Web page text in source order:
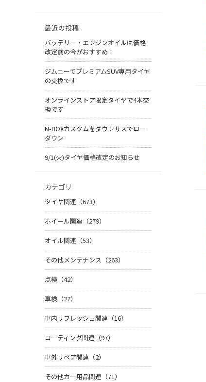
最近の投稿
バッテリー・エンジンオイルは価格
改定前の今がおすすめ！
ジムニーでプレミアムSUV専用タイヤ
の交換です
オンラインストア限定タイヤで4本交
換です
N-BOXカスタムをダウンサスでロー
ダウン
9/1(火)タイヤ価格改定のお知らせ
カテゴリ
タイヤ関連（673）
ホイール関連（279）
オイル関連（53）
その他メンテナンス（263）
点検（42）
車検（27）
車内リフレッシュ関連（16）
コーティング関連（97）
車外リペア関連（2）
その他カー用品関連（71）